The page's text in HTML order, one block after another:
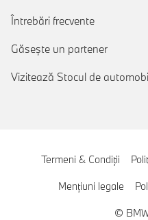
Întrebări frecvente
Găseşte un partener
Vizitează Stocul de
Termeni & Condiţii
Menţiuni legale
©